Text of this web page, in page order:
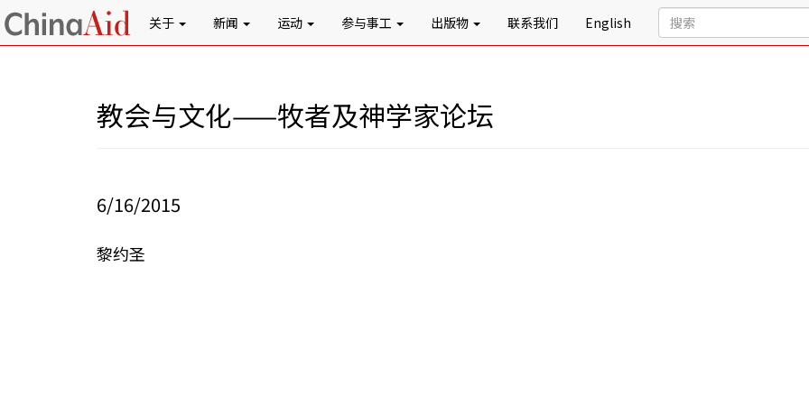
关于 新闻 运动 参与事工 出版物 联系我们 English
教会与文化——牧者及神学家论坛
6/16/2015
黎约圣